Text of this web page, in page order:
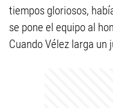
tiempos gloriosos,
se pone el equipo al
Cuando Vélez larga un